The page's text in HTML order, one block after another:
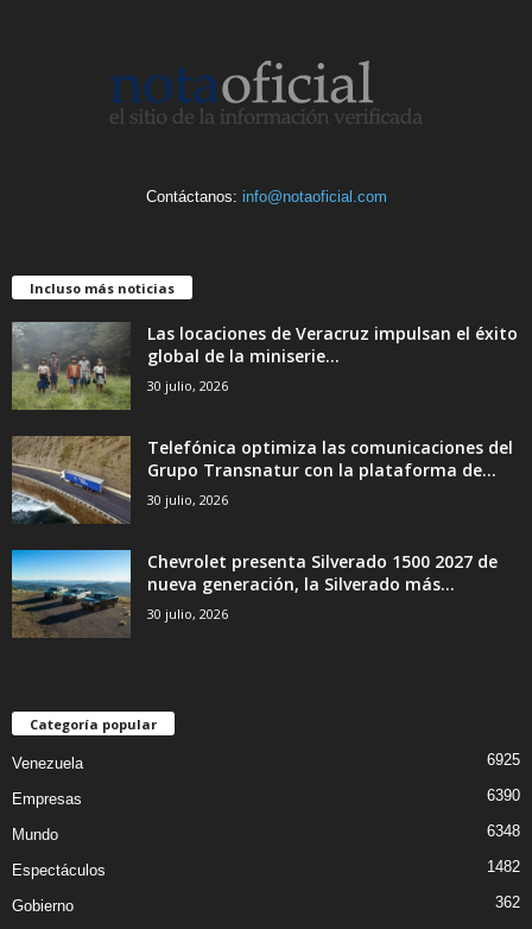
Contáctanos: info@notaoficial.com
Incluso más noticias
Las locaciones de Veracruz impulsan el éxito
global de la miniserie...
30 julio, 2026
Telefónica optimiza las comunicaciones del
Grupo Transnatur con la plataforma de...
30 julio, 2026
Chevrolet presenta Silverado 1500 2027 de
nueva generación, la Silverado más...
30 julio, 2026
Categoría popular
Venezuela 6925
Empresas 6390
Mundo 6348
Espectáculos 1482
Gobierno
362